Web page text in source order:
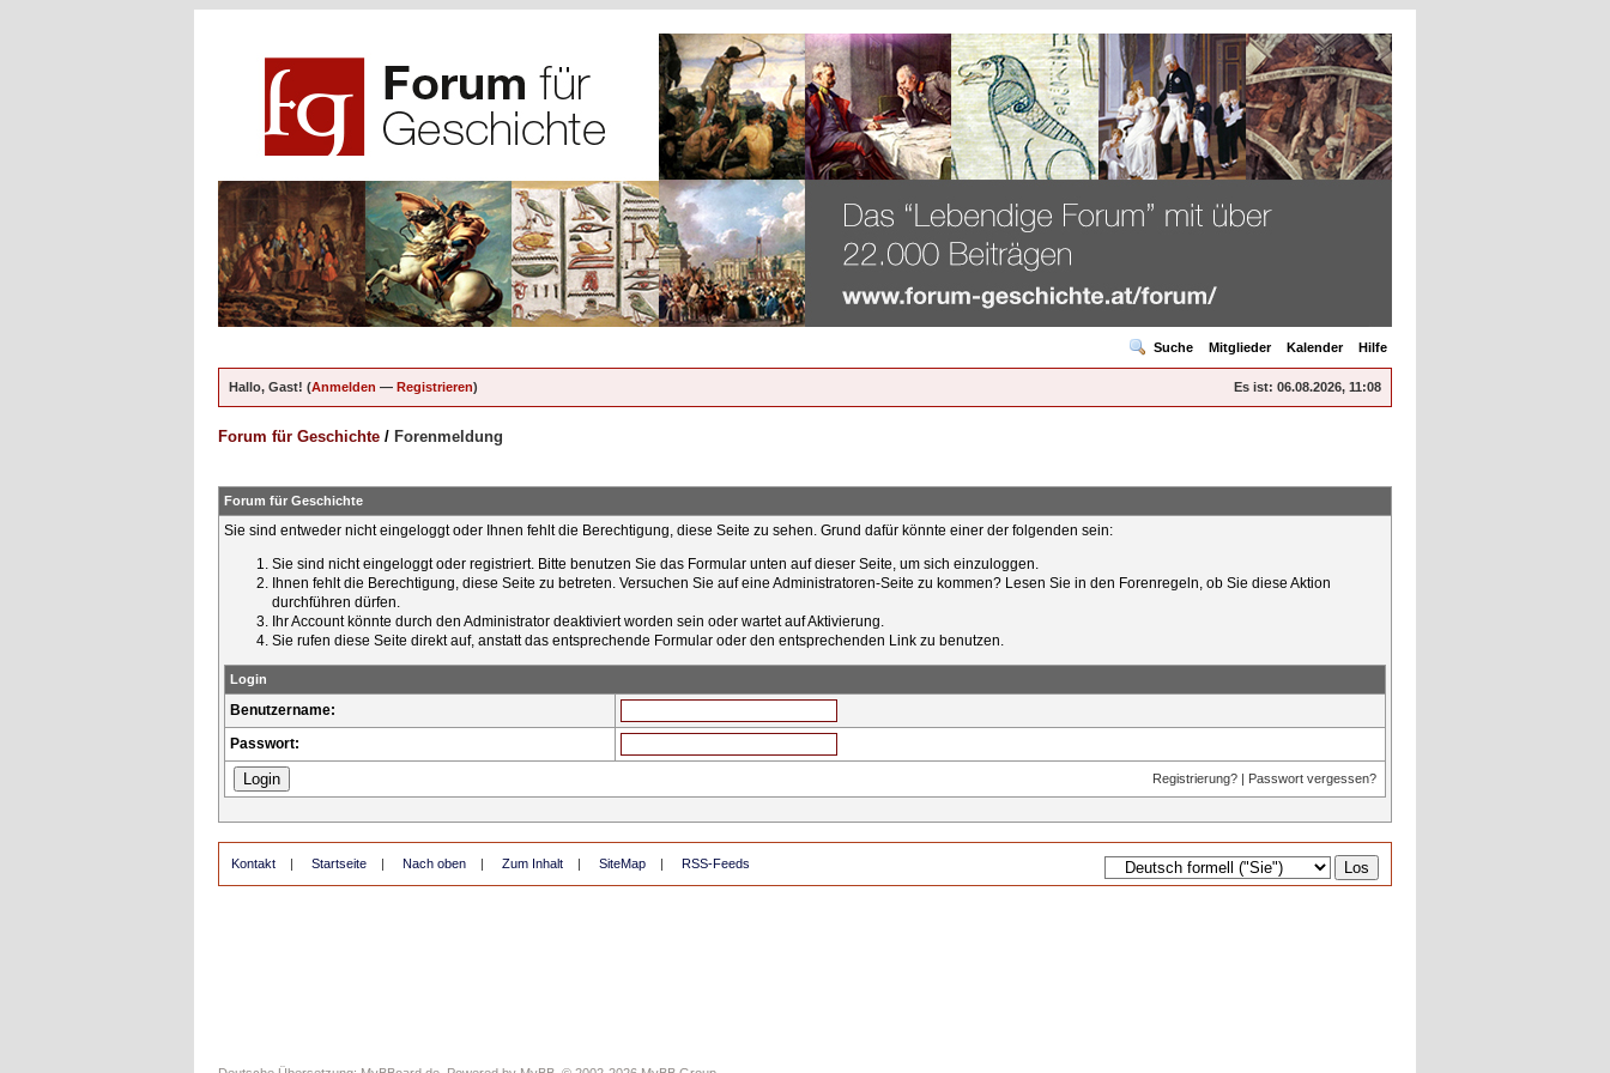
Suche Mitglieder Kalender Hilfe
Es ist: 06.08.2026, 11:08
Hallo, Gast! (Anmelden — Registrieren)
Forum für Geschichte / Forenmeldung
Forum für Geschichte
Sie sind entweder nicht eingeloggt oder Ihnen fehlt die Berechtigung, diese Seite zu sehen. Grund dafür könnte einer der folgenden sein:
Sie sind nicht eingeloggt oder registriert. Bitte benutzen Sie das Formular unten auf dieser Seite, um sich einzuloggen.
Ihnen fehlt die Berechtigung, diese Seite zu betreten. Versuchen Sie auf eine Administratoren-Seite zu kommen? Lesen Sie in den Forenregeln, ob Sie diese Aktion
durchführen dürfen.
Ihr Account könnte durch den Administrator deaktiviert worden sein oder wartet auf Aktivierung.
Sie rufen diese Seite direkt auf, anstatt das entsprechende Formular oder den entsprechenden Link zu benutzen.
Login
Benutzername:
Passwort:
Registrierung? | Passwort vergessen?
Kontakt | Startseite | Nach oben | Zum Inhalt | SiteMap | RSS-Feeds